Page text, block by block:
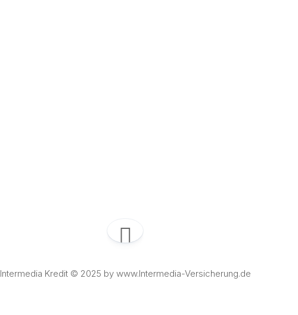
Intermedia Kredit © 2025 by www.Intermedia-Versicherung.de